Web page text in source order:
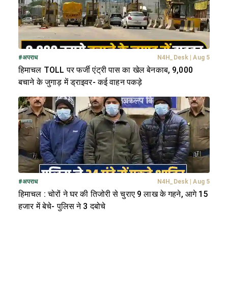
#अपराध N4H_Desk | Aug 5
हिमाचल TOLL पर फर्जी एंट्री पास का खेल बेनकाब, 9,000
बचाने के जुगाड़ में ड्राइवर- कई वाहन पकड़े
#अपराध N4H_Desk | Aug 5
हिमाचल : चोरों ने घर की तिजोरी से चुराए 9 लाख के गहने, आगे 15
हजार में बेचे- पुलिस ने 3 दबोचे